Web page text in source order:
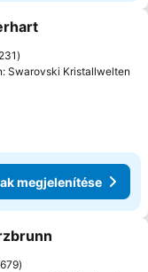
a kedvencekhez
Swarovski Kristallwelten
megjelenítése
a kedvencekhez